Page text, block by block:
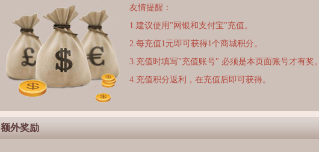
友情提醒：
1.建议使用"网银和支付宝"充值。
2.每充值1元即可获得1个商城积分。
3.充值时填写"充值账号" 必须是本页面账号才有奖。
4.充值积分返利，在充值后即可获得。
额外奖励